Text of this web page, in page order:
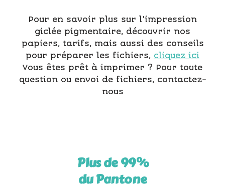
Pour en savoir plus sur l’impression
giclée pigmentaire, découvrir nos
papiers, tarifs, mais aussi des conseils
pour préparer les fichiers, cliquez ici
Vous êtes prêt à imprimer ? Pour toute
question ou envoi de fichiers, contactez-
nous
Plus de 99%
du Pantone